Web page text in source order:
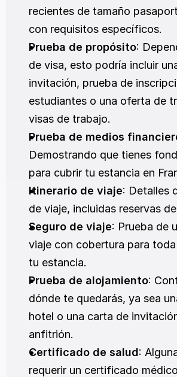
recientes de tamaño
con requisitos específicos.
Prueba de propósito:
de visa, esto podría incluir
invitación, prueba de
estudiantes o una oferta de
visas de trabajo.
Prueba de medios
Demostrando que tienes
para cubrir tu estancia en
Itinerario de viaje: Detalles
de viaje, incluidas reservas
Seguro de viaje: Prueba de
viaje con cobertura para
tu estancia.
Prueba de alojamiento:
dónde te quedarás, ya sea
hotel o una carta de
anfitrión.
Certificado de salud:
requerir un certificado